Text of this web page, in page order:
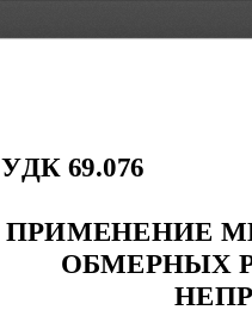
УДК 69.076
ПРИМЕНЕНИЕ
ОБМЕРНЫХ